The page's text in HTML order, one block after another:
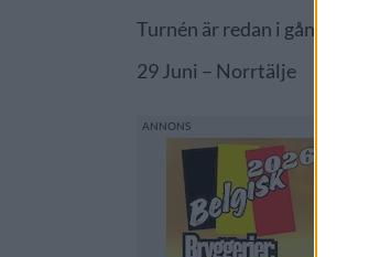
Turnén är redan i gång och
29 Juni – Norrtälje